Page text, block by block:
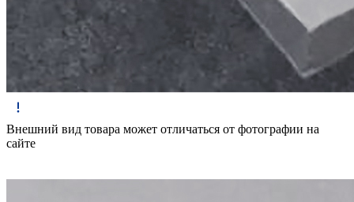
Внешний вид товара может отличаться от фотографии на
сайте